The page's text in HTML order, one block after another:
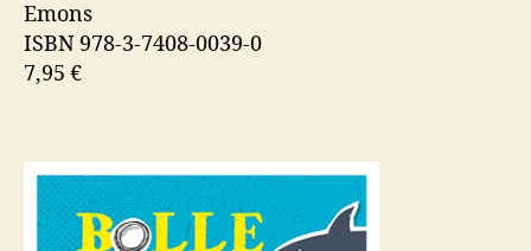
Emons
ISBN 978-3-7408-0039-0
7,95 €